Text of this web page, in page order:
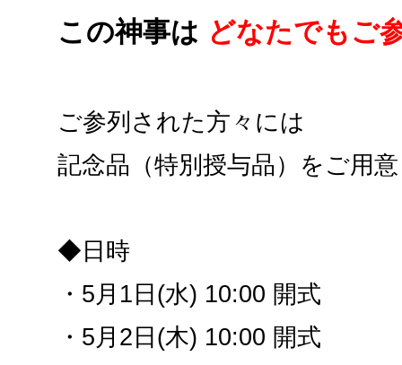
この神事は どなたでもご
ご参列された方々には
記念品（特別授与品）をご用
◆日時
・5月1日(水) 10:00 開式
・5月2日(木) 10:00 開式